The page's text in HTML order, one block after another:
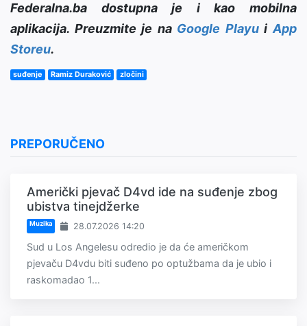
Federalna.ba dostupna je i kao mobilna
aplikacija. Preuzmite je na Google PlayuiApp
Storeu.
suđenje Ramiz Duraković zločini
PREPORUČENO
Američki pjevač D4vd ide na suđenje zbog
ubistva tinejdžerke
Muzika 28.07.2026 14:20
Sud u Los Angelesu odredio je da će američkom
pjevaču D4vdu biti suđeno po optužbama da je ubio i
raskomadao 1...